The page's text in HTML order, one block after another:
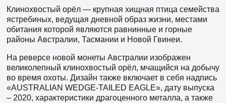
Клинохвостый орёл — крупная хищная птица семейства
ястребиных, ведущая дневной образ жизни, местами
обитания которой являются равнинные и горные
районы Австралии, Тасмании и Новой Гвинеи.
На реверсе новой монеты Австралии изображен
великолепный клинохвостый орёл, мчащийся на добычу
во время охоты. Дизайн также включает в себя надпись
«AUSTRALIAN WEDGE-TAILED EAGLE», дату выпуска
– 2020, характеристики драгоценного металла, а также